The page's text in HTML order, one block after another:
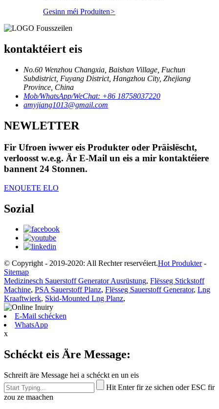
Gesinn méi Produiten>
kontaktéiert eis
No.60 Wenzhou Changxia, Baishan Village, Fuchun
Subdistrict, Fuyang District, Hangzhou City, Zhejiang
Province, China
Mob/WhatsApp/WeChat: +86 18758037220
amyjiang1013@gmail.com
NEWLETTER
Fir Ufroen iwwer eis Produkter oder Präislëscht,
verloosst w.e.g. Är E-Mail un eis a mir kontaktéiere
bannent 24 Stonnen.
ENQUETE ELO
Sozial
© Copyright - 2019-2020: All Rechter reservéiert.Hot Produkter-
Sitemap
Medizinesch Sauerstoff Generator Ausrüstung, Flësseg Stickstoff
Machine, PSA Sauerstoff Planz, Flësseg Sauerstoff Generator, Lng
Kraaftwierk, Skid-Mounted Lng Planz,
E-Mail schécken
WhatsApp
x
Schéckt eis Äre Message:
Schreift äre Message hei a schéckt en un eis
Hit Enter fir ze sichen oder ESC fir
zou ze maachen